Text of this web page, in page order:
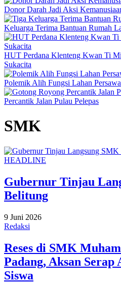
Donor Darah Jadi Aksi
Keluarga Terima Bantuan Rumah
HUT Perdana Klenteng Kwan Ti
Sukacita
Polemik Alih Fungsi Lahan
Percantik Jalan Pulau Pelepas
SMK
HEADLINE
Gubernur Tinjau
Belitung
9 Juni 2026
Redaksi
Reses di SMK
Padang, Aksan
Siswa